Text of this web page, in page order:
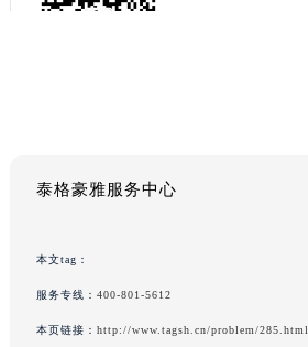
泰格豪雅服务中心
本文tag：
服务专线： 400-801-5612
本页链接： http://www.tagsh.cn/problem/285.html